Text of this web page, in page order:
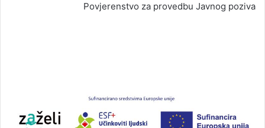
Povjerenstvo za provedbu Javnog poziva